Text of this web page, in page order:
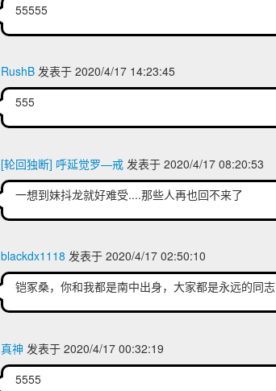
55555
RushB发表于 2020/4/17 14:23:45
555
[轮回独断] 呼延觉罗—戒发表于 2020/4/17 08:20:53
一想到妹抖龙就好难受....那些人再也回不来了
blackdx1118 发表于 2020/4/17 02:50:10
铠冢桑，你和我都是南中出身，大家都是永远的同志
真神 发表于 2020/4/17 00:32:19
5555